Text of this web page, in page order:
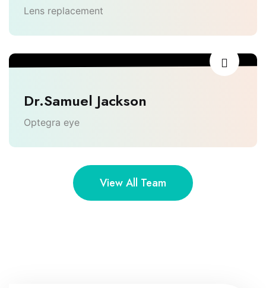
Lens replacement
Dr.Samuel Jackson
Optegra eye
View All Team